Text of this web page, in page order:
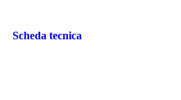
Scheda tecnica